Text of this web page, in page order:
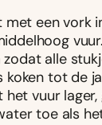
een vork
alle
koken tot de
het vuur
toe als